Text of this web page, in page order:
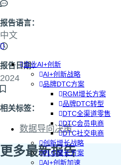
企业AI+创新
AI+创新战略
品牌DTC方案
RGM增长方案
品牌DTC转型
DTC全渠道零售
DTC会员电商
DTC社交电商
创新增长战略
PLG增长方案
AI+创新加速
报告语言：
中文
报告日期：
2024
相关标签：
数据导向决策
更多最新报告